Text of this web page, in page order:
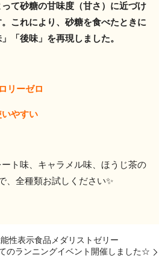
て砂糖の甘味度（甘さ）に近づけ
これにより、砂糖を食べたときに
「後味」を再現しました。
リーゼロ
やすい
ト味、キャラメル味、ほうじ茶の
、全種類お試しください✨
性表示食品メダリストゼリー
のランニングイベント開催しました☆